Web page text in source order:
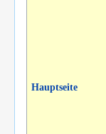
Hauptseite